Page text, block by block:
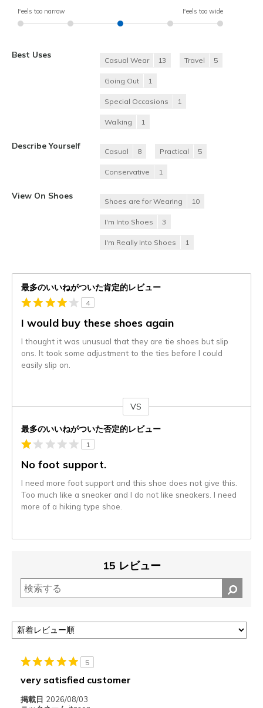
Feels too narrow Feels too wide
Best Uses
Casual Wear 13 Travel 5
Going Out 1
Special Occasions 1
Walking 1
Describe Yourself
Casual 8 Practical 5
Conservative 1
View On Shoes
Shoes are for Wearing 10
I'm Into Shoes 3
I'm Really Into Shoes 1
最多のいいねがついた肯定的レビュー
4
I would buy these shoes again
I thought it was unusual that they are tie shoes but slip
ons. It took some adjustment to the ties before I could
easily slip on.
VS
最多のいいねがついた否定的レビュー
1
No foot support.
I need more foot support and this shoe does not give this.
Too much like a sneaker and I do not like sneakers. I need
more of a hiking type shoe.
15 レビュー
5
very satisfied customer
掲載日 2026/08/03